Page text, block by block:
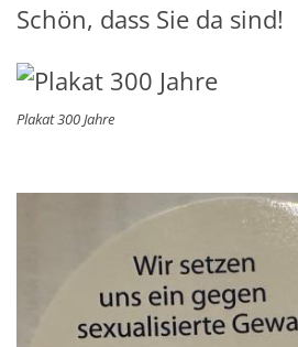
Schön, dass Sie da sind!
Plakat 300 Jahre